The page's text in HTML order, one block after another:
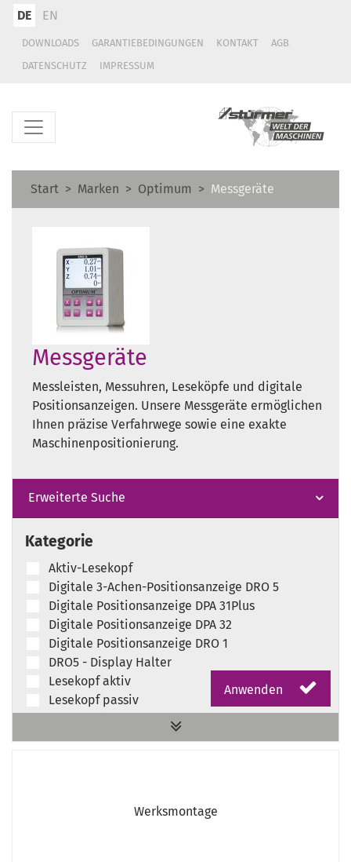
DE EN
DOWNLOADS GARANTIEBEDINGUNGEN KONTAKT
AGB
DATENSCHUTZ
IMPRESSUM
Start Marken Optimum Messgeräte
Messgeräte
Messleisten, Messuhren, Leseköpfe und digitale
Positionsanzeigen. Unsere Messgeräte ermöglichen
Ihnen präzise Verfahrwege sowie eine exakte
Maschinenpositionierung.
Erweiterte Suche
Kategorie
Aktiv-Lesekopf
Digitale 3-Achen-Positionsanzeige DRO 5
Digitale Positionsanzeige DPA 31Plus
Digitale Positionsanzeige DPA 32
Digitale Positionsanzeige DRO 1
DRO5 - Display Halter
Lesekopf aktiv
Lesekopf passiv
Magnetband
Messleisten MSM
Anwenden
Werksmontage